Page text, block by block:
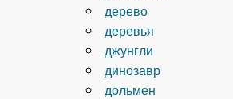
дерево
деревья
джунгли
динозавр
дольмен